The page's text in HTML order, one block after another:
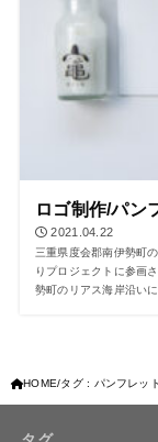
ロゴ制作/パン
2021.04.22
三重県度会郡南伊勢町
りプロジェクトに参画
勢町のリアス海岸沿い
HOME タグ : パンフレット